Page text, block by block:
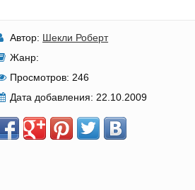
Автор: Шекли Роберт
Жанр:
Просмотров: 246
Дата добавления: 22.10.2009